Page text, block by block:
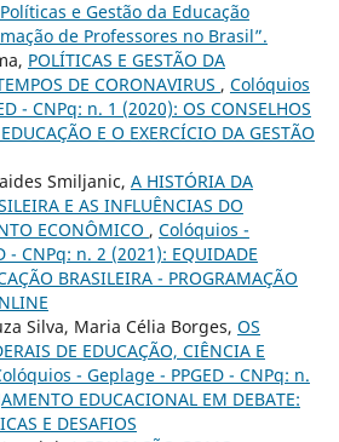
e Gestão da Educação
de Professores no Brasil”.
POLÍTICAS E GESTÃO DA
DE CORONAVIRUS , Colóquios
- CNPq: n. 1 (2020): OS CONSELHOS
E O EXERCÍCIO DA GESTÃO
Smiljanic, A HISTÓRIA DA
E AS INFLUÊNCIAS DO
ECONÔMICO , Colóquios -
- CNPq: n. 2 (2021): EQUIDADE
BRASILEIRA - PROGRAMAÇÃO
Silva, Maria Célia Borges, OS
DE EDUCAÇÃO, CIÊNCIA E
- Geplage - PPGED - CNPq: n.
EDUCACIONAL EM DEBATE:
E DESAFIOS